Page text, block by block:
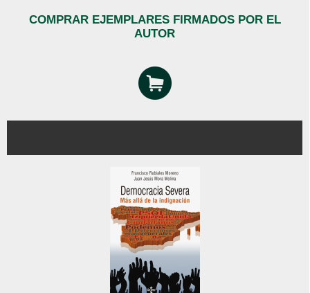
COMPRAR EJEMPLARES FIRMADOS POR EL
AUTOR